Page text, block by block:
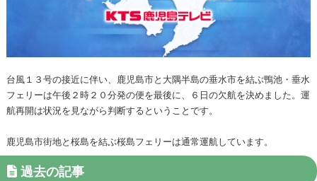
台風１３号の接近に伴い、鹿児島市と大隅半島の垂水市を結ぶ鴨池・垂水
フェリーは午後２時２０分発の便を最後に、６日の欠航を決めました。運
航再開は状況を見ながら判断するということです。
鹿児島市街地と桜島を結ぶ桜島フェリーは通常運航しています。
過去の記事